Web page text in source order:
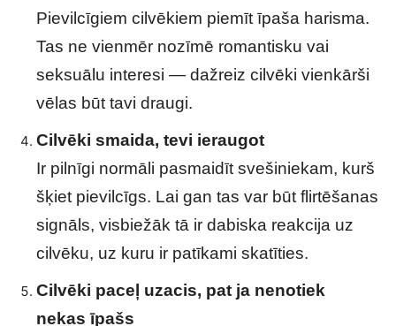
Pievilcīgiem cilvēkiem piemīt īpaša harisma.
Tas ne vienmēr nozīmē romantisku vai
seksuālu interesi — dažreiz cilvēki vienkārši
vēlas būt tavi draugi.
Cilvēki smaida, tevi ieraugot
Ir pilnīgi normāli pasmaidīt svešiniekam, kurš
šķiet pievilcīgs. Lai gan tas var būt flirtēšanas
signāls, visbiežāk tā ir dabiska reakcija uz
cilvēku, uz kuru ir patīkami skatīties.
Cilvēki paceļ uzacis, pat ja nenotiek
nekas īpašs